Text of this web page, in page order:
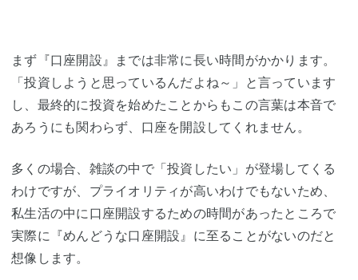
まず『口座開設』までは非常に長い時間がかかります。
「投資しようと思っているんだよね～」と言っています
し、最終的に投資を始めたことからもこの言葉は本音で
あろうにも関わらず、口座を開設してくれません。
多くの場合、雑談の中で「投資したい」が登場してくる
わけですが、プライオリティが高いわけでもないため、
私生活の中に口座開設するための時間があったところで
実際に『めんどうな口座開設』に至ることがないのだと
想像します。